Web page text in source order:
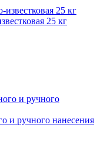
25 кг
и ручного нанесения